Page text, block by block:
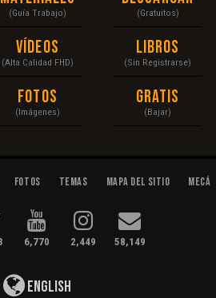
(Guía Trabajo)
Vídeos
(Alta Calidad FHD)
Fotos
(Imágenes)
(Gratuitos)
Libros
(Sin Registrarse)
Gratis
(Bajar)
Fotos Temas Mapa del Sitio
6,770 2,449 58,149
English